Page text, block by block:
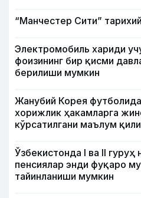
“Манчестер Сити”
Электромобиль хариди
фоизининг бир қисми
берилиши мумкин
Жанубий Корея
хорижлик ҳакамларга
кўрсатилгани маълум
Ўзбекистонда I ва II гуруҳ
пенсиялар энди фуқаро
тайинланиши мумкин